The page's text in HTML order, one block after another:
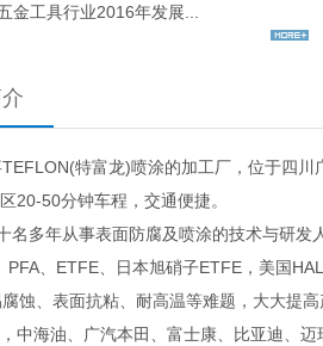
金工具行业2016年发展...
特富龙)喷涂的加工厂，位于四川
20-50分钟车程，交通便捷。
多年从事表面防腐及喷涂的技术与研发
、ETFE、日本旭硝子ETFE，美国
蚀、表面抗粘、耐高温等难题，大大提
中海油、广汽本田、富士康、比亚迪、迈